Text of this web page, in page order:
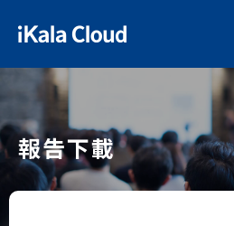
報告下載